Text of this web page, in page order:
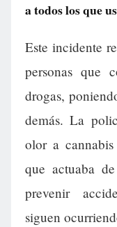
a todos los que
Este incidente
personas que
drogas,
demás. La
olor a
que actuaba
prevenir
siguen